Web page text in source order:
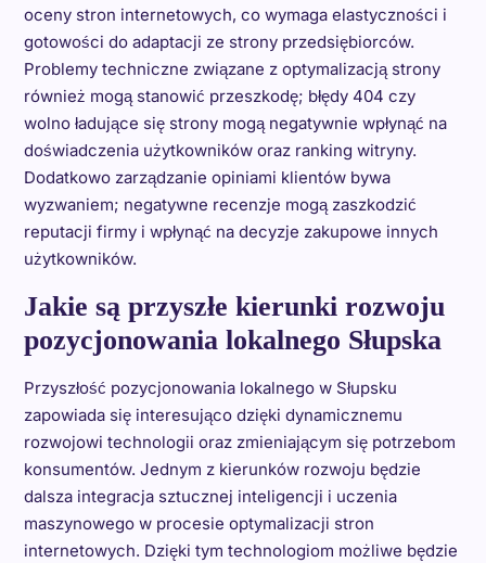
oceny stron internetowych, co wymaga elastyczności i
gotowości do adaptacji ze strony przedsiębiorców.
Problemy techniczne związane z optymalizacją strony
również mogą stanowić przeszkodę; błędy 404 czy
wolno ładujące się strony mogą negatywnie wpłynąć na
doświadczenia użytkowników oraz ranking witryny.
Dodatkowo zarządzanie opiniami klientów bywa
wyzwaniem; negatywne recenzje mogą zaszkodzić
reputacji firmy i wpłynąć na decyzje zakupowe innych
użytkowników.
Jakie są przyszłe kierunki rozwoju
pozycjonowania lokalnego Słupska
Przyszłość pozycjonowania lokalnego w Słupsku
zapowiada się interesująco dzięki dynamicznemu
rozwojowi technologii oraz zmieniającym się potrzebom
konsumentów. Jednym z kierunków rozwoju będzie
dalsza integracja sztucznej inteligencji i uczenia
maszynowego w procesie optymalizacji stron
internetowych. Dzięki tym technologiom możliwe będzie